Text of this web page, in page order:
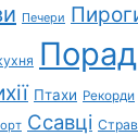
Печери
Птахи Рекорди
Ссавці